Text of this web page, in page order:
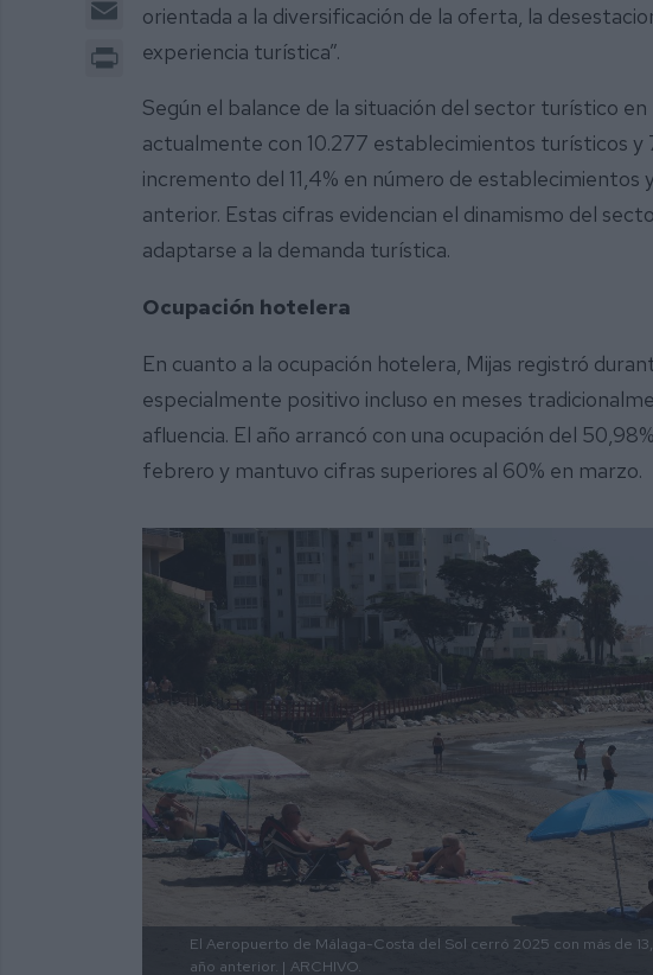
Print
orientada a la diversificación de la oferta, la
experiencia turística”.
Según el balance de la situación del sector turístico
actualmente con 10.277 establecimientos turísticos y
incremento del 11,4% en número de establecimientos
anterior. Estas cifras evidencian el dinamismo del
adaptarse a la demanda turística.
Ocupación hotelera
En cuanto a la ocupación hotelera, Mijas registró
especialmente positivo incluso en meses
afluencia. El año arrancó con una ocupación del
febrero y mantuvo cifras superiores al 60% en marzo.
El Aeropuerto de Málaga-Costa del Sol cerró 2025 con más de
año anterior. | ARCHIVO.